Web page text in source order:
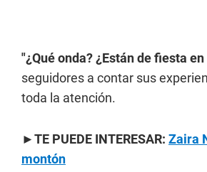
"¿Qué onda? ¿Están de fiesta
seguidores a contar sus
toda la atención.
►TE PUEDE INTERESAR: Zaira
montón